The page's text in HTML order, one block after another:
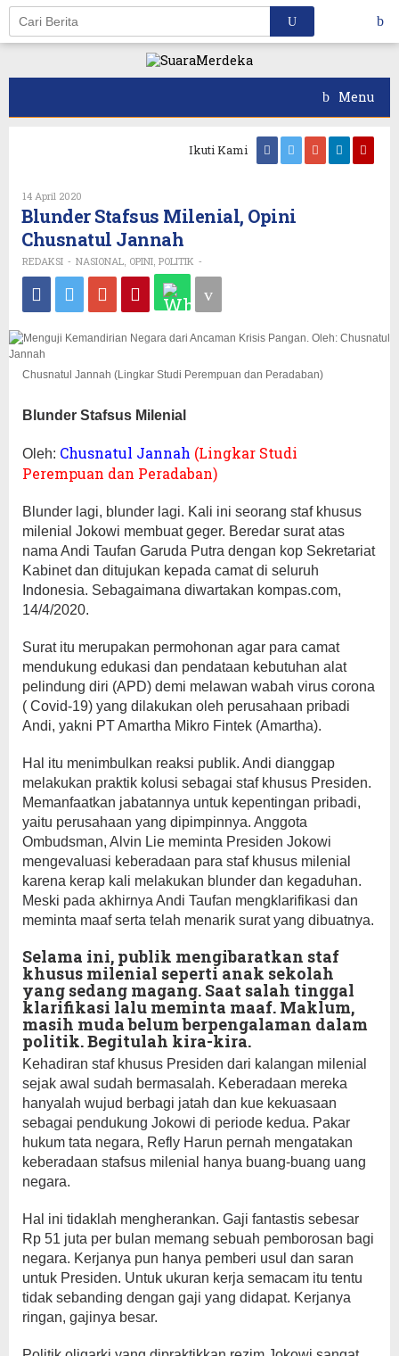
Skip
content
Menu
Ikuti Kami
14 April 2020
REDAKSI
Blunder Stafsus Milenial, Opini
Chusnatul Jannah
REDAKSI - NASIONAL OPINI POLITIK -
Chusnatul Jannah (Lingkar Studi Perempuan dan Peradaban)
Blunder Stafsus Milenial
Oleh: Chusnatul Jannah (Lingkar Studi
Perempuan dan Peradaban)
Blunder lagi, blunder lagi. Kali ini seorang staf khusus
milenial Jokowi membuat geger. Beredar surat atas
nama Andi Taufan Garuda Putra dengan kop Sekretariat
Kabinet dan ditujukan kepada camat di seluruh
Indonesia. Sebagaimana diwartakan kompas.com,
14/4/2020.
Surat itu merupakan permohonan agar para camat
mendukung edukasi dan pendataan kebutuhan alat
pelindung diri (APD) demi melawan wabah virus corona
( Covid-19) yang dilakukan oleh perusahaan pribadi
Andi, yakni PT Amartha Mikro Fintek (Amartha).
Hal itu menimbulkan reaksi publik. Andi dianggap
melakukan praktik kolusi sebagai staf khusus Presiden.
Memanfaatkan jabatannya untuk kepentingan pribadi,
yaitu perusahaan yang dipimpinnya. Anggota
Ombudsman, Alvin Lie meminta Presiden Jokowi
mengevaluasi keberadaan para staf khusus milenial
karena kerap kali melakukan blunder dan kegaduhan.
Meski pada akhirnya Andi Taufan mengklarifikasi dan
meminta maaf serta telah menarik surat yang dibuatnya.
Selama ini, publik mengibaratkan staf
khusus milenial seperti anak sekolah
yang sedang magang. Saat salah tinggal
klarifikasi lalu meminta maaf. Maklum,
masih muda belum berpengalaman dalam
politik. Begitulah kira-kira.
Kehadiran staf khusus Presiden dari kalangan milenial
sejak awal sudah bermasalah. Keberadaan mereka
hanyalah wujud berbagi jatah dan kue kekuasaan
sebagai pendukung Jokowi di periode kedua. Pakar
hukum tata negara, Refly Harun pernah mengatakan
keberadaan stafsus milenial hanya buang-buang uang
negara.
Hal ini tidaklah mengherankan. Gaji fantastis sebesar
Rp 51 juta per bulan memang sebuah pemborosan bagi
negara. Kerjanya pun hanya pemberi usul dan saran
untuk Presiden. Untuk ukuran kerja semacam itu tentu
tidak sebanding dengan gaji yang didapat. Kerjanya
ringan, gajinya besar.